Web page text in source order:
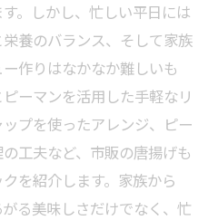
。しかし、忙しい平日には
養のバランス、そして家族
作りはなかなか難しいも
ーマンを活用した手軽なリ
プを使ったアレンジ、ピー
工夫など、市販の唐揚げも
を紹介します。家族から
がる美味しさだけでなく、忙